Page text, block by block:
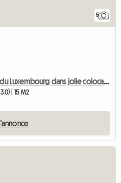
5
Chambre à 20 minutes du Luxembourg dans jolie colocation
| 15 M2